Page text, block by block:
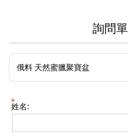
詢問單
俄料 天然蜜臘聚寶盆
姓名: